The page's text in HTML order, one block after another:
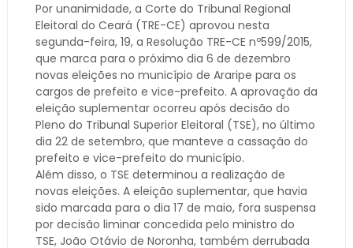
Por unanimidade, a Corte do Tribunal Regional
Eleitoral do Ceará (TRE-CE) aprovou nesta
segunda-feira, 19, a Resolução TRE-CE nº599/2015,
que marca para o próximo dia 6 de dezembro
novas eleições no município de Araripe para os
cargos de prefeito e vice-prefeito. A aprovação da
eleição suplementar ocorreu após decisão do
Pleno do Tribunal Superior Eleitoral (TSE), no último
dia 22 de setembro, que manteve a cassação do
prefeito e vice-prefeito do município.
Além disso, o TSE determinou a realização de
novas eleições. A eleição suplementar, que havia
sido marcada para o dia 17 de maio, fora suspensa
por decisão liminar concedida pelo ministro do
TSE, João Otávio de Noronha, também derrubada